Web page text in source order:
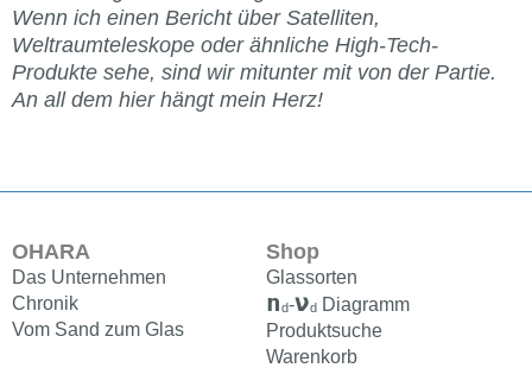
Wenn ich einen Bericht über Satelliten,
Weltraumteleskope oder ähnliche High-Tech-
Produkte sehe, sind wir mitunter mit von der Partie.
An all dem hier hängt mein Herz!
OHARA
Das Unternehmen
Chronik
Vom Sand zum Glas
Shop
Glassorten
nd-νd Diagramm
Produktsuche
Warenkorb